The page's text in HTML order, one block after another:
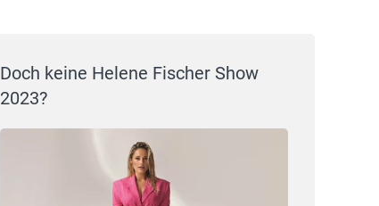
Doch keine Helene Fischer Show
2023?